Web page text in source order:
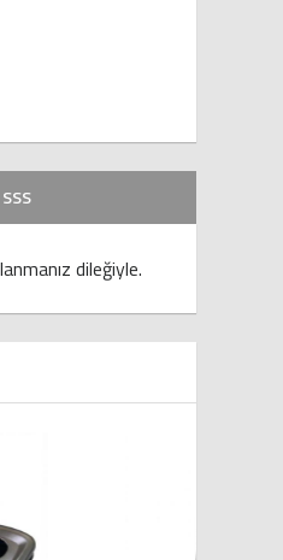
SSS
dileğiyle.